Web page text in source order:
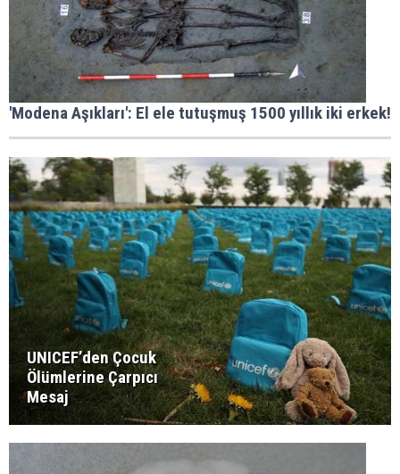
'Modena Aşıkları': El ele tutuşmuş 1500 yıllık iki erkek!
UNICEF’den Çocuk
Ölümlerine Çarpıcı
Mesaj